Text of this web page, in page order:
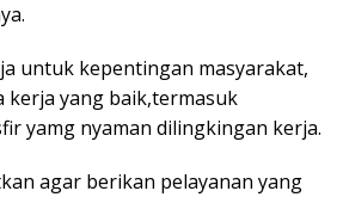
untuk kepentingan masyarakat,
kerja yang baik,termasuk
yamg nyaman dilingkingan kerja.
agar berikan pelayanan yang